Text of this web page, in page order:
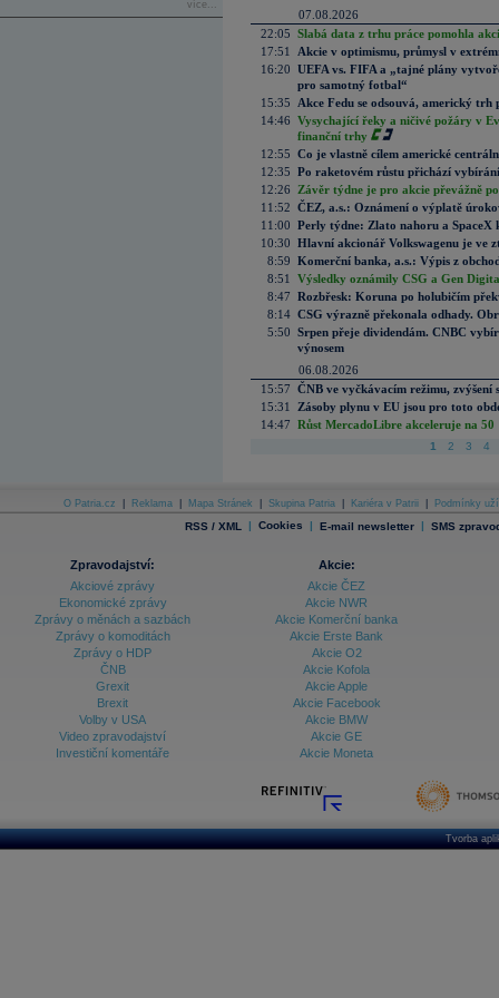
více...
07.08.2026
22:05 Slabá data z trhu práce pomohla
17:51
Akcie v optimismu, průmysl v
16:20 UEFA vs. FIFA a „tajné plány
pro samotný fotbal“
15:35
Akce Fedu se odsouvá, americký
14:46 Vysychající řeky a ničivé požáry v
finanční trhy
12:55 Co je vlastně cílem americké
12:35 Po raketovém růstu přichází
12:26
Závěr týdne je pro akcie převážně
11:52 ČEZ, a.s.: Oznámení o výplatě
11:00 Perly týdne: Zlato nahoru a SpaceX
10:30 Hlavní akcionář Volkswagenu je ve
8:59 Komerční banka, a.s.: Výpis z
8:51
Výsledky oznámily CSG a Gen
8:47 Rozbřesk: Koruna po holubičím
8:14 CSG výrazně překonala odhady.
5:50 Srpen přeje dividendám. CNBC
výnosem
06.08.2026
15:57 ČNB ve vyčkávacím režimu, zvýšení
15:31
Zásoby plynu v EU jsou pro toto
14:47 Růst MercadoLibre akceleruje na
1 2 3 4
O Patria.cz Reklama Mapa Stránek Skupina Patria Kariéra v Patrii Podmínky
RSS / XML | Cookies | E-mail newsletter | SMS
Zpravodajství:
Akciové zprávy
Ekonomické zprávy
Zprávy o měnách a sazbách
Zprávy o komoditách
Zprávy o HDP
ČNB
Grexit
Brexit
Volby v USA
Video zpravodajství
Investiční komentáře
Akcie:
Akcie ČEZ
Akcie NWR
Akcie Komerční banka
Akcie Erste Bank
Akcie O2
Akcie Kofola
Akcie Apple
Akcie Facebook
Akcie BMW
Akcie GE
Akcie Moneta
Tvorba